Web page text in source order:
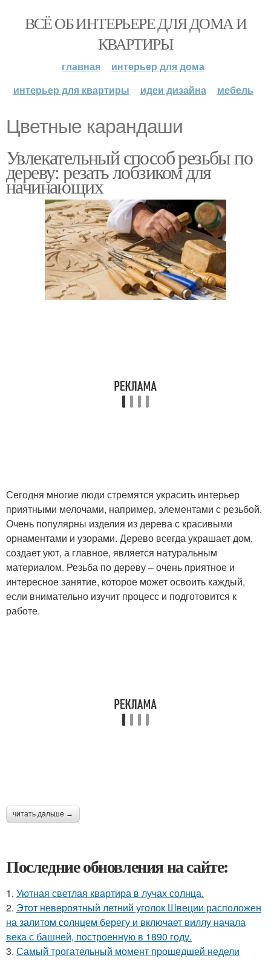
ВСЁ ОБ ИНТЕРЬЕРЕ ДЛЯ ДОМА И
КВАРТИРЫ
главная
интерьер для дома
интерьер для квартиры
идеи дизайна мебель
Цветные карандаши
Увлекательный способ резьбы по
дереву: резать лобзиком для
начинающих
Сегодня многие люди стремятся украсить интерьер
приятными мелочами, например, элементами с резьбой.
Очень популярны изделия из дерева с красивыми
орнаментами и узорами. Дерево всегда украшает дом,
создает уют, а главное, является натуральным
материалом. Резьба по дереву – очень приятное и
интересное занятие, которое может освоить каждый,
если внимательно изучит процесс и подготовится к
работе.
читать дальше →
Последние обновления на сайте:
1. Уютная светлая квартира в лучах солнца.
2. Этот невероятный летний уголок Швеции расположен
на залитом солнцем берегу и включает виллу начала
века с башней, построенную в 1890 году.
3. Самый трогательный момент прошедшей недели